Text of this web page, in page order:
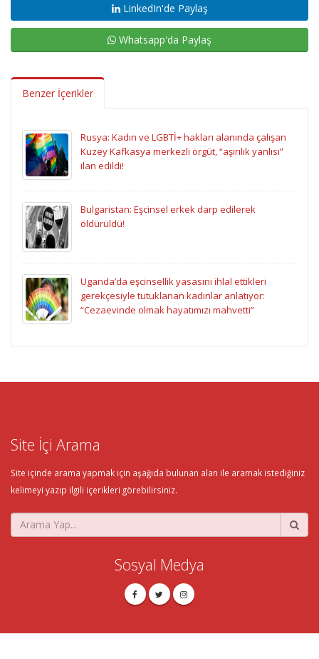
LinkedIn'de Paylaş
Whatsapp'da Paylaş
Benzer İçerikler
Rusya: Kadın ve LGBTİ+ hakları alanında çalışan
Kuzey Kafkasya merkezli örgüt, “aşırılık yanlısı”
ilan edildi!
Bulgaristan: Eşcinsel erkek darp edilerek
öldürüldü!
Uganda’da eşcinsellik yasasını ihlal ettikleri
gerekçesiyle tutuklanan kadınlar anlatıyor:
“Cezaevinde olmak hayatımızı mahvetti”
Site İçi Arama
Site içinde arama yapmak için aşağıda bulunan alan ile aramak istediğiniz
kelimeyi yazıp ilgili içerikleri görebilirsiniz.
Sosyal Medya